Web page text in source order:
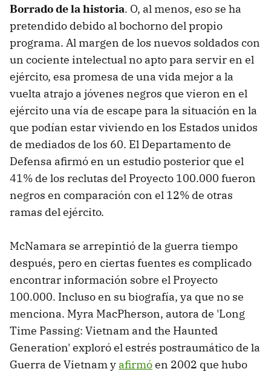
Borrado de la historia. O, al menos, eso se ha
pretendido debido al bochorno del propio
programa. Al margen de los nuevos soldados con
un cociente intelectual no apto para servir en el
ejército, esa promesa de una vida mejor a la
vuelta atrajo a jóvenes negros que vieron en el
ejército una vía de escape para la situación en la
que podían estar viviendo en los Estados unidos
de mediados de los 60. El Departamento de
Defensa afirmó en un estudio posterior que el
41% de los reclutas del Proyecto 100.000 fueron
negros en comparación con el 12% de otras
ramas del ejército.
McNamara se arrepintió de la guerra tiempo
después, pero en ciertas fuentes es complicado
encontrar información sobre el Proyecto
100.000. Incluso en su biografía, ya que no se
menciona. Myra MacPherson, autora de 'Long
Time Passing: Vietnam and the Haunted
Generation' exploró el estrés postraumático de la
Guerra de Vietnam y afirmóen 2002 que hubo